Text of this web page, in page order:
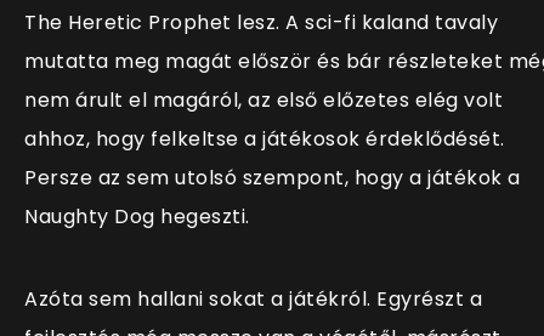
The Heretic Prophet lesz. A sci-fi kaland tavaly
mutatta meg magát először és bár részleteket
nem árult el magáról, az első előzetes elég volt
ahhoz, hogy felkeltse a játékosok érdeklődését.
Persze az sem utolsó szempont, hogy a játékok a
Naughty Dog hegeszti.
Azóta sem hallani sokat a játékról. Egyrészt a